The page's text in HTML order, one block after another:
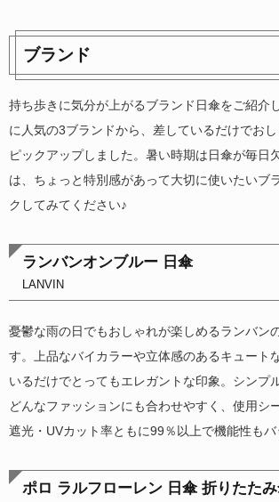
ブランド
持ち歩きに気分が上がるブランド日傘をご紹介
に人気の3ブランドから、差しているだけでお
ピックアップしました。暑い時期は日傘が毎日
は、ちょっと特別感があって大切に使いたいブ
クしてみてください♪
ランバンオンブルー 日傘
LANVIN
憂鬱な雨の日でもおしゃれが楽しめるランバン
す。上品なバイカラーや立体感のあるキュート
いるだけでとってもエレガントな印象。シンプ
どんなファッションにも合わせやすく、使用シ
遮光・UVカット率ともに99％以上で機能性もバ
ポロ ラルフローレン 日傘 折りたた